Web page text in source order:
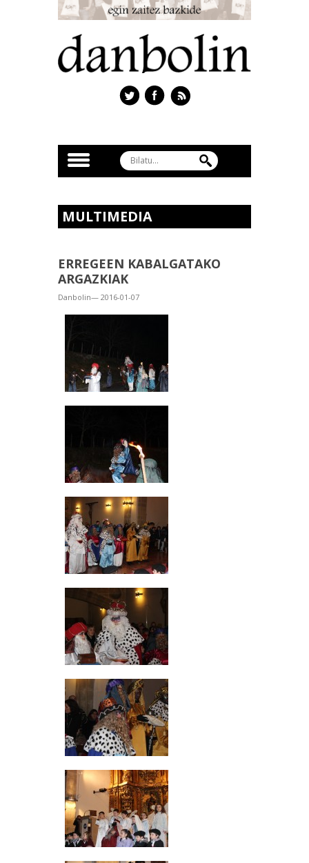
MULTIMEDIA
ERREGEEN KABALGATAKO
ARGAZKIAK
Danbolin— 2016-01-07